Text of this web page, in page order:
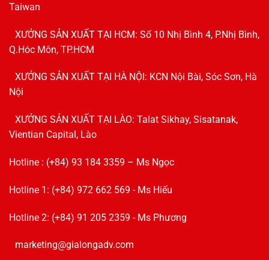
Taiwan
XƯỞNG SẢN XUẤT TẠI HCM: Số 10 Nhị Bình 4, P.Nhị Bình,
Q.Hóc Môn, TP.HCM
XƯỞNG SẢN XUẤT TẠI HÀ NỘI: KCN Nội Bài, Sóc Sơn, Hà
Nội
XƯỞNG SẢN XUẤT TẠI LÀO: Talat Sikhay, Sisatanak,
Vientian Capital, Lào
Hotline : (+84) 93 184 3359 – Ms Ngọc
Hotline 1: (+84) 972 662 569 - Ms Hiếu
Hotline 2: (+84) 91 205 2359 - Ms Phương
marketing@gialongadv.com